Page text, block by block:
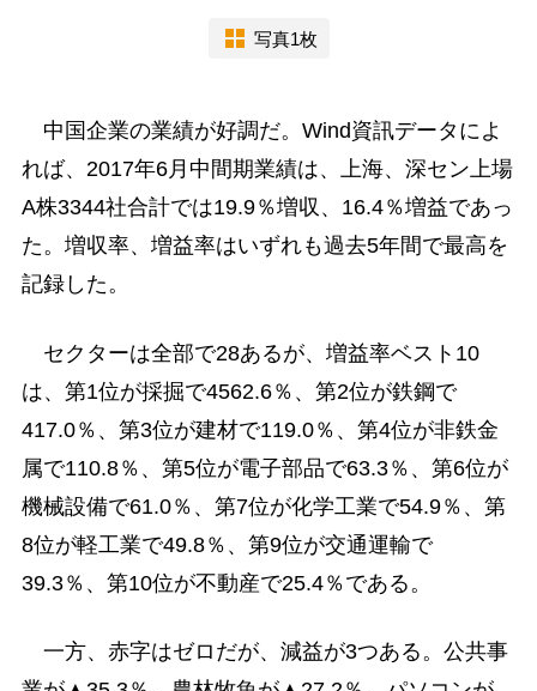
写真1枚
中国企業の業績が好調だ。Wind資訊データによ
れば、2017年6月中間期業績は、上海、深セン上場
A株3344社合計では19.9％増収、16.4％増益であっ
た。増収率、増益率はいずれも過去5年間で最高を
記録した。
セクターは全部で28あるが、増益率ベスト10
は、第1位が採掘で4562.6％、第2位が鉄鋼で
417.0％、第3位が建材で119.0％、第4位が非鉄金
属で110.8％、第5位が電子部品で63.3％、第6位が
機械設備で61.0％、第7位が化学工業で54.9％、第
8位が軽工業で49.8％、第9位が交通運輸で
39.3％、第10位が不動産で25.4％である。
一方、赤字はゼロだが、減益が3つある。公共事